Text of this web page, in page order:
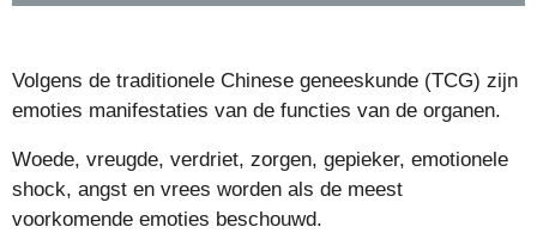
Volgens de traditionele Chinese geneeskunde (TCG) zijn
emoties manifestaties van de functies van de organen.
Woede, vreugde, verdriet, zorgen, gepieker, emotionele
shock, angst en vrees worden als de meest
voorkomende emoties beschouwd.